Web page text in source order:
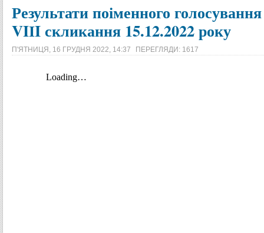
Результати поіменного
VIІI скликання 15.12.2022 року
П'ЯТНИЦЯ, 16 ГРУДНЯ 2022, 14:37 ПЕРЕГЛЯДИ: 1617